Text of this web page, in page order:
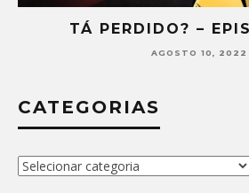
TÁ PERDIDO? –
AGOSTO 10, 2022
CATEGORIAS
Categorias